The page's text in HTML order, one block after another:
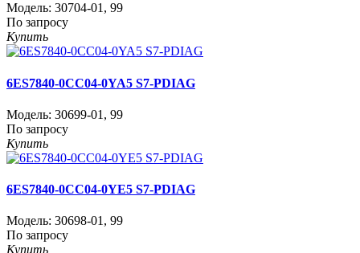
Модель: 30704-01 , 99
По запросу
Купить
6ES7840-0CC04-0YA5 S7-PDIAG
Модель: 30699-01 , 99
По запросу
Купить
6ES7840-0CC04-0YE5 S7-PDIAG
Модель: 30698-01 , 99
По запросу
Купить